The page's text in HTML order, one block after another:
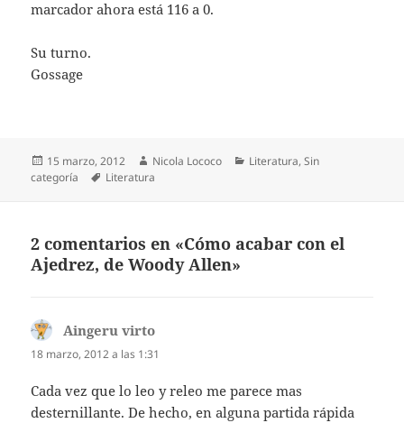
marcador ahora está 116 a 0.
Su turno.
Gossage
Publicado
el
15 marzo, 2012 Autor
Nicola Lococo Categorías
Literatura,Sin
categoría
Etiquetas
Literatura
2 comentarios en «Cómo acabar con el
Ajedrez, de Woody Allen»
Aingeru virto
18 marzo, 2012 a las 1:31
Cada vez que lo leo y releo me parece mas
desternillante. De hecho, en alguna partida rápida